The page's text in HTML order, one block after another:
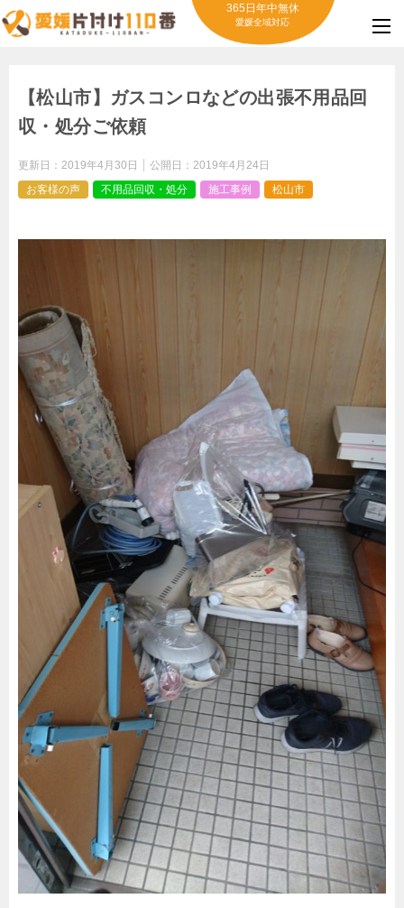
365日年中無休
愛媛全域対応
【松山市】ガスコンロなどの出張不用品回
収・処分ご依頼
更新日： 2019年4月30日 公開日： 2019年4月24日
お客様の声
不用品回収・処分 施工事例 松山市